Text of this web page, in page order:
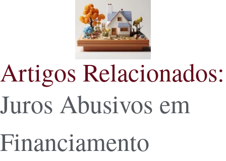
Artigos Relacionados:
Juros Abusivos em
Financiamento